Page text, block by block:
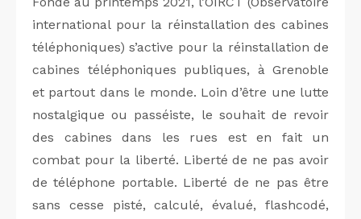
international pour la réinstallation des cabines
téléphoniques) s’active pour la réinstallation de
cabines téléphoniques publiques, à Grenoble
et partout dans le monde. Loin d’être une lutte
nostalgique ou passéiste, le souhait de revoir
des cabines dans les rues est en fait un
combat pour la liberté. Liberté de ne pas avoir
de téléphone portable. Liberté de ne pas être
sans cesse pisté, calculé, évalué, flashcodé,